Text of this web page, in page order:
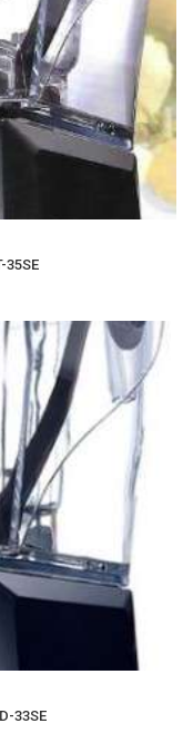
35SE
33SE